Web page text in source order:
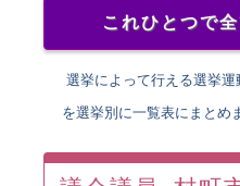
2025-07-20 新得町議会議員補欠
2025-07-20 西会津町議会議員
2025-07-20 高森町議会議員選挙
2025-07-20 奈良市議会議員選挙
2025-07-20 延岡市長選挙 宮崎県
2025-07-20 川西町長選挙 奈良県
これひとつで
選挙によって行える選挙
を選挙別に一覧表にまとめ